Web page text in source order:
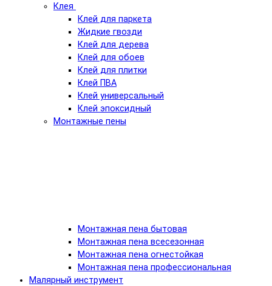
Клея
Клей для паркета
Жидкие гвозди
Клей для дерева
Клей для обоев
Клей для плитки
Клей ПВА
Клей универсальный
Клей эпоксидный
Монтажные пены
Монтажная пена бытовая
Монтажная пена всесезонная
Монтажная пена огнестойкая
Монтажная пена профессиональная
Малярный инструмент